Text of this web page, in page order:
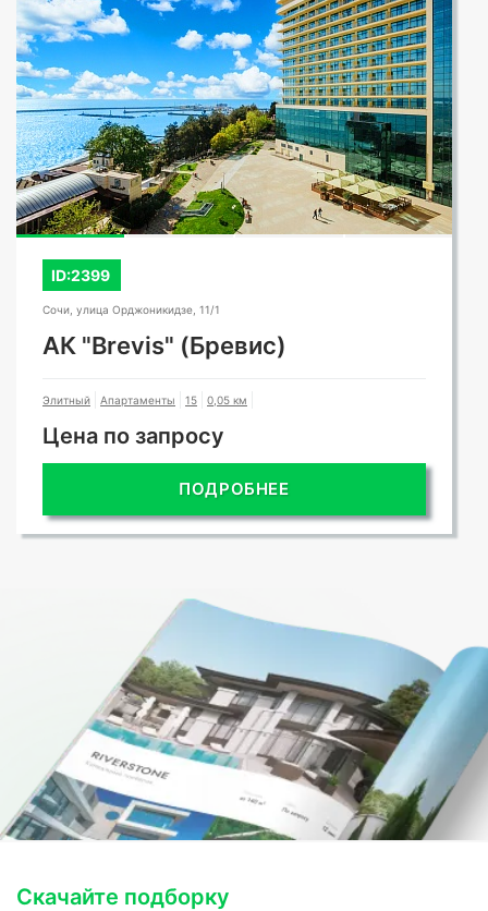
ID:2399
Сочи, улица Орджоникидзе, 11/1
АК "Brevis" (Бревис)
Элитный Апартаменты 15 0,05 км
Цена по запросу
ПОДРОБНЕЕ
Скачайте подборку